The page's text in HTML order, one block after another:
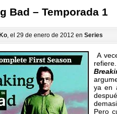
Bad – Temporada 1
, el 29 de enero de 2012 en Series
A
ya en
Pero